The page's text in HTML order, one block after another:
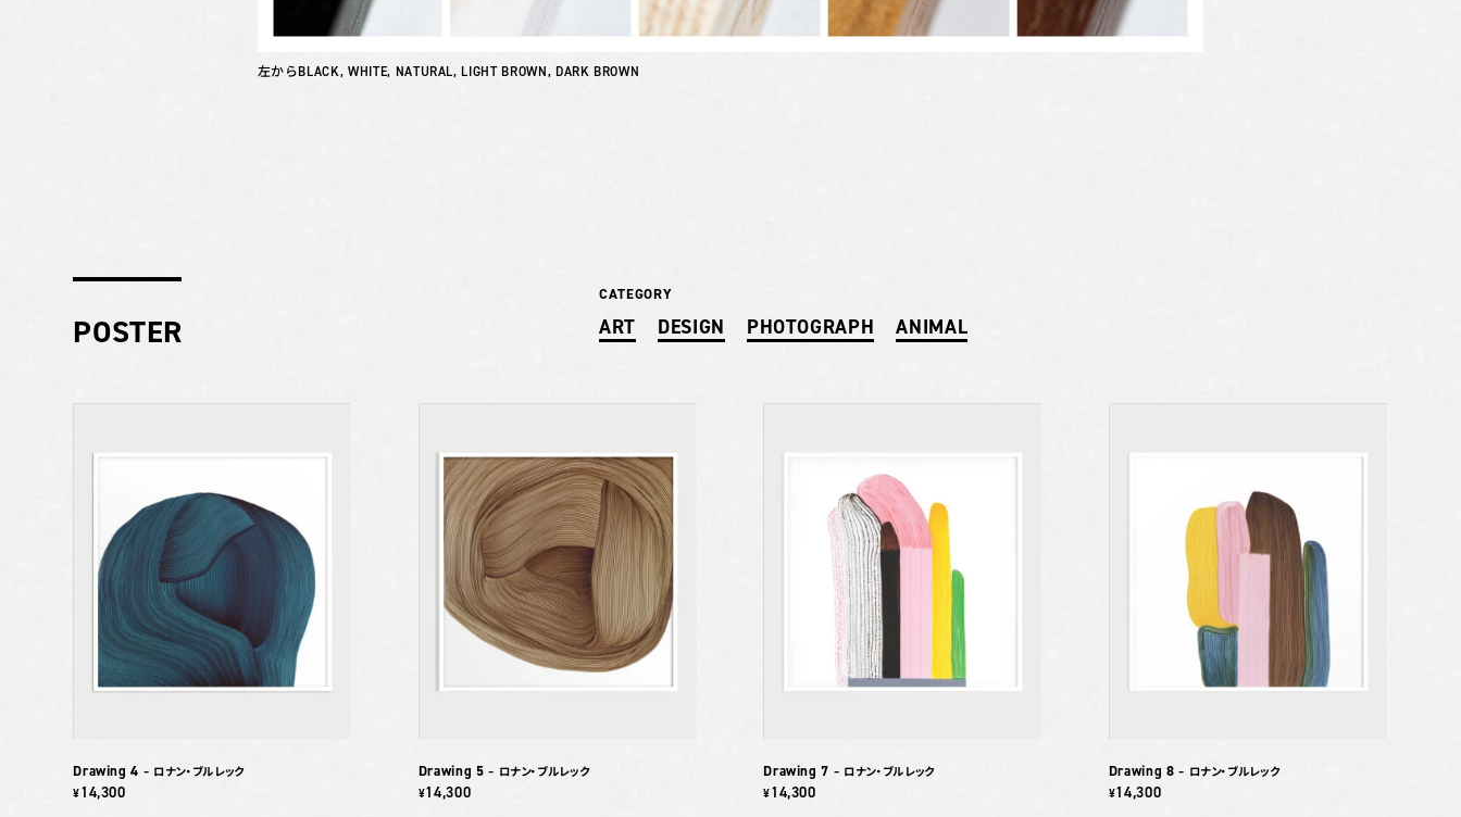
左からBLACK, WHITE, NATURAL, LIGHT BROWN, DARK BROWN
POSTER
Drawing 4 – ロナン・ブルレック
¥14,300
Drawing 5 – ロナン・ブルレック
¥14,300
Drawing 7 – ロナン・ブルレック
¥14,300
Drawing 8 – ロナン・ブルレック
¥14,300
CATEGORY
ART DESIGN PHOTOGRAPH ANIMAL